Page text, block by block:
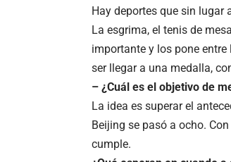
Hay deportes que sin lugar
La esgrima, el tenis de
importante y los pone
ser llegar a una medalla,
– ¿Cuál es el objetivo de
La idea es superar el
Beijing se pasó a ocho.
cumple.